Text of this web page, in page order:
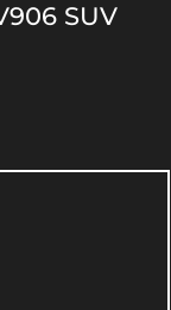
SUV